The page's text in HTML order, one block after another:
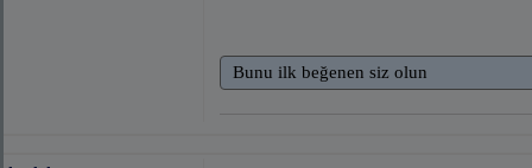
Bunu ilk beğenen siz olun